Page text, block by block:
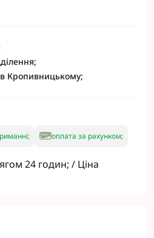
в Кропивницькому;
оплата за рахунком;
24 годин; / Ціна